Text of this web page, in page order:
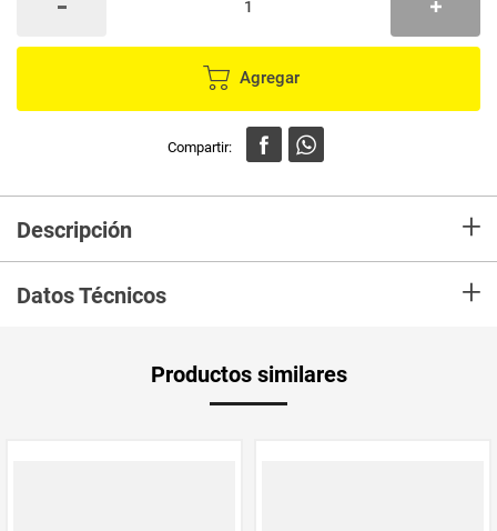
Agregar
Descripción +
g Marca COMAPAN y recibelo en tu casa en minutos.
Datos Técnicos +
Productos similares